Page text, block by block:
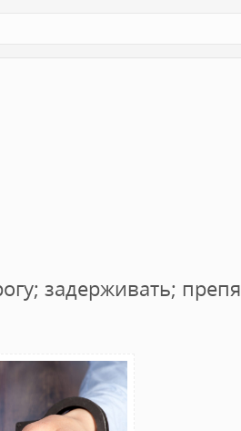
задерживать;